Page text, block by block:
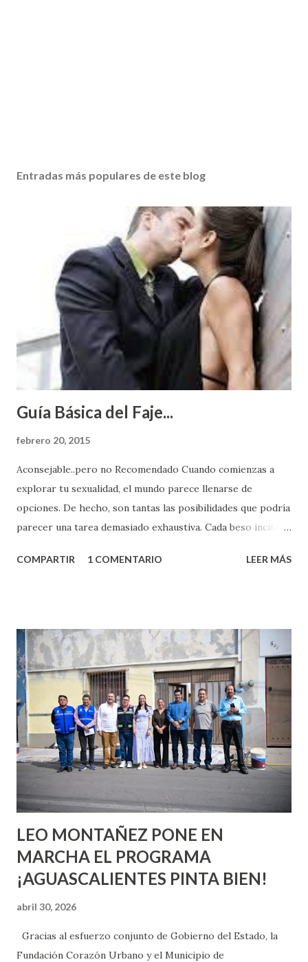
Entradas más populares de este blog
Guía Básica del Faje...
febrero 20, 2015
Aconsejable..pero no Recomendado Cuando comienzas a
explorar tu sexualidad, el mundo parece llenarse de
opciones. De hecho, son tantas las posibilidades que podría
parecer una tarea demasiado exhaustiva. Cada beso incita
partes de ti que jamás hubieras imaginado. El problema es
conoces ni la mitad de lo que deberías saber. Pero incluso
quienes ya han tenido relaciones sexuales no son expertos
o expertas en el tema. Siempre hay algo nuevo que
aprender y nuevas experiencias que conocer. Si eres una
chica y aún no has tenido relaciones sexuales, tal vez
pienses que el sexo será increíble y no puedas esperar para
experimentarlo, pero como cualquier persona con
experiencia te dirá, siempre es mejor cuando ambas partes
son suficientemen...
COMPARTIR 1 COMENTARIO LEER MÁS
LEO MONTAÑEZ PONE EN
MARCHA EL PROGRAMA
¡AGUASCALIENTES PINTA BIEN!
abril 30, 2026
Gracias al esfuerzo conjunto de Gobierno del Estado, la
Fundación Corazón Urbano y el Municipio de